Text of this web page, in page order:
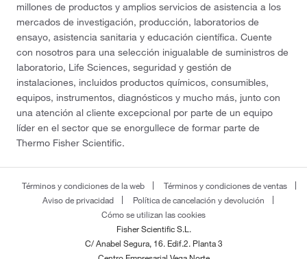
millones de productos y amplios servicios de asistencia a los
mercados de investigación, producción, laboratorios de
ensayo, asistencia sanitaria y educación científica. Cuente
con nosotros para una selección inigualable de suministros de
laboratorio, Life Sciences, seguridad y gestión de
instalaciones, incluidos productos químicos, consumibles,
equipos, instrumentos, diagnósticos y mucho más, junto con
una atención al cliente excepcional por parte de un equipo
líder en el sector que se enorgullece de formar parte de
Thermo Fisher Scientific.
Términos y condiciones de la web
Términos y condiciones de ventas
Aviso de privacidad
Política de cancelación y devolución
Cómo se utilizan las cookies
Fisher Scientific S.L.
C/ Anabel Segura, 16. Edif.2. Planta 3